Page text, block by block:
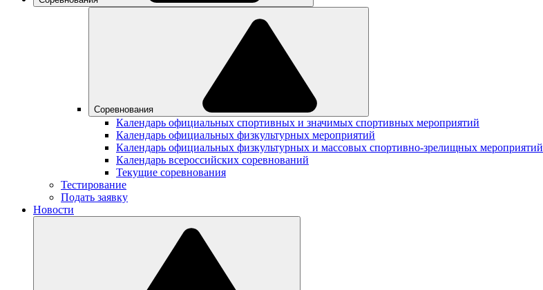
Соревнования
Календарь официальных спортивных и значимых спортивных мероприятий
Календарь официальных физкультурных мероприятий
Календарь официальных физкультурных и массовых спортивно-зрелищных мероприятий
Календарь всероссийских соревнований
Текущие соревнования
Тестирование
Подать заявку
Новости